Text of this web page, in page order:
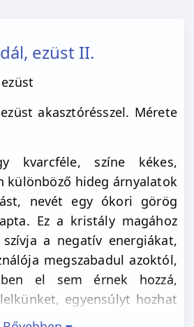
ezüst II.
akasztórésszel. Mérete
kvarcféle, színe kékes,
különböző hideg árnyalatok
nevét egy ókori görög
Ez a kristály magához
szívja a negatív energiákat,
megszabadul azoktól,
el sem érnek hozzá,
egyensúlyt hozhat
a beszélők kövének